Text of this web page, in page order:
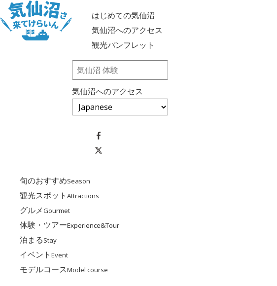
はじめての気仙沼
気仙沼へのアクセス
観光パンフレット
気仙沼へのアクセス
旬のおすすめSeason
観光スポット Attractions
グルメGourmet
体験・ツアーExperience&Tour
泊まるStay
イベント Event
モデルコースModel course